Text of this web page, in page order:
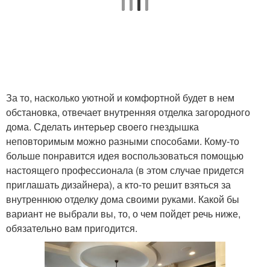
За то, насколько уютной и комфортной будет в нем
обстановка, отвечает внутренняя отделка загородного
дома. Сделать интерьер своего гнездышка
неповторимым можно разными способами. Кому-то
больше понравится идея воспользоваться помощью
настоящего профессионала (в этом случае придется
приглашать дизайнера), а кто-то решит взяться за
внутреннюю отделку дома своими руками. Какой бы
вариант не выбрали вы, то, о чем пойдет речь ниже,
обязательно вам пригодится.